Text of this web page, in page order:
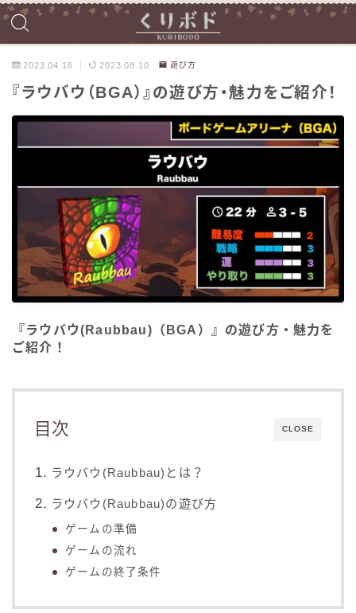
2023.04.16 2023.08.10 遊び方
『ラウバウ（BGA）』の遊び方・魅力をご紹介！
『ラウバウ(Raubbau)（BGA）』の遊び方・魅力を
ご紹介！
CLOSE
目次
ラウバウ(Raubbau)とは？
ラウバウ(Raubbau)の遊び方
ゲームの準備
ゲームの流れ
ゲームの終了条件